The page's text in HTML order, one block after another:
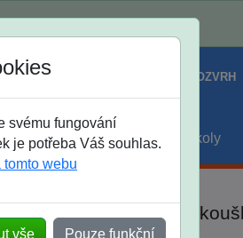
Jak si vybrat ROZVRH
soutěže prázdniny školy
přijímacích
svému fungování
je potřeba Váš souhlas.
webu
vše Pouze funkční